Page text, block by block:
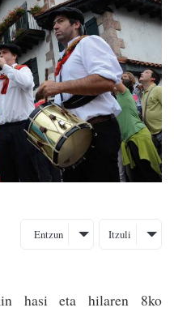
Entzun Itzuli
hasi eta hilaren 8ko